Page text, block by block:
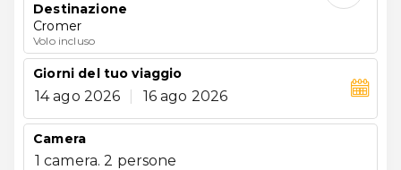
Destinazione
Cromer
Volo incluso
Giorni del tuo viaggio
14 ago 2026 16 ago 2026
Camera
1 camera. 2 persone